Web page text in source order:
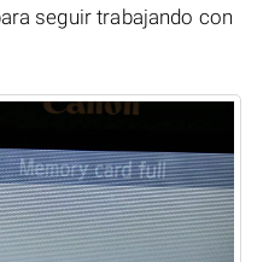
seguir trabajando con